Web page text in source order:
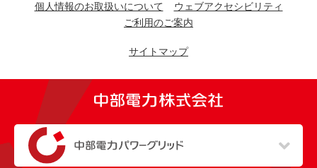
個人情報のお取扱いについて
ウェブアクセシビリティ
ご利用のご案内
サイトマップ
（新しいウィンドウを開きます）